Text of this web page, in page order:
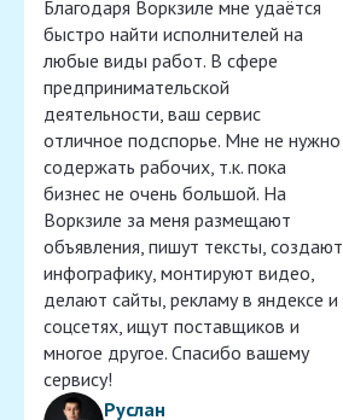
Благодаря Воркзиле мне удаётся
быстро найти исполнителей на
любые виды работ. В сфере
предпринимательской
деятельности, ваш сервис
отличное подспорье. Мне не нужно
содержать рабочих, т.к. пока
бизнес не очень большой. На
Воркзиле за меня размещают
объявления, пишут тексты, создают
инфографику, монтируют видео,
делают сайты, рекламу в яндексе и
соцсетях, ищут поставщиков и
многое другое. Спасибо вашему
сервису!
Руслан